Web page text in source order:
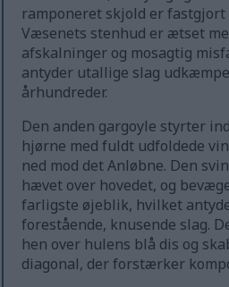
ramponeret skjold er
Væsenets stenhud er ætset
afskalninger og mosagtig
antyder utallige slag
århundreder.
Den anden gargoyle styrter
hjørne med fuldt udfoldede
ned mod det Anløbne. Den
hævet over hovedet, og
farligste øjeblik, hvilket
forestående, knusende slag.
hen over hulens blå dis og
diagonal, der forstærker